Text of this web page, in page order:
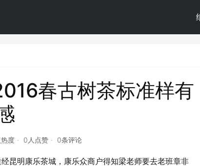
春古树茶标准样有
度 0人点赞 0条评论
昆明康乐茶城，康乐众商户得知梁老师要去老班章非